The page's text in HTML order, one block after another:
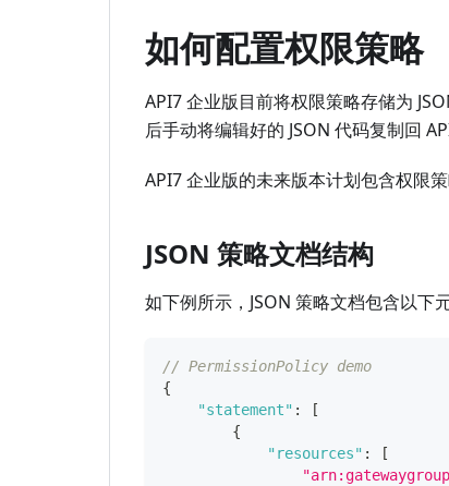
如何配置权限策略
API7 企业版目前将权限策略存储为
后手动将编辑好的 JSON 代码复制回
API7 企业版的未来版本计划包含权限
JSON 策略文档结构
如下例所示，JSON 策略文档包含以下
// PermissionPolicy demo
{
"statement" :
[
{
"resources" :
[